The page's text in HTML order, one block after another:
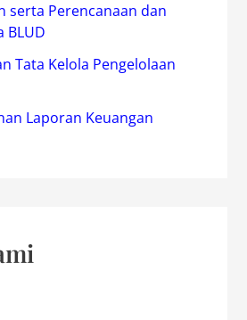
serta Perencanaan dan
BLUD
Tata Kelola Pengelolaan
Laporan Keuangan